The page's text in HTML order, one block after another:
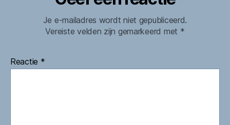
Je e-mailadres wordt niet gepubliceerd.
Vereiste velden zijn gemarkeerd met *
Reactie *